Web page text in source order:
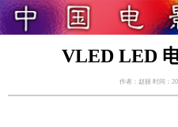
VLED LED
作者：赵丽 时间：